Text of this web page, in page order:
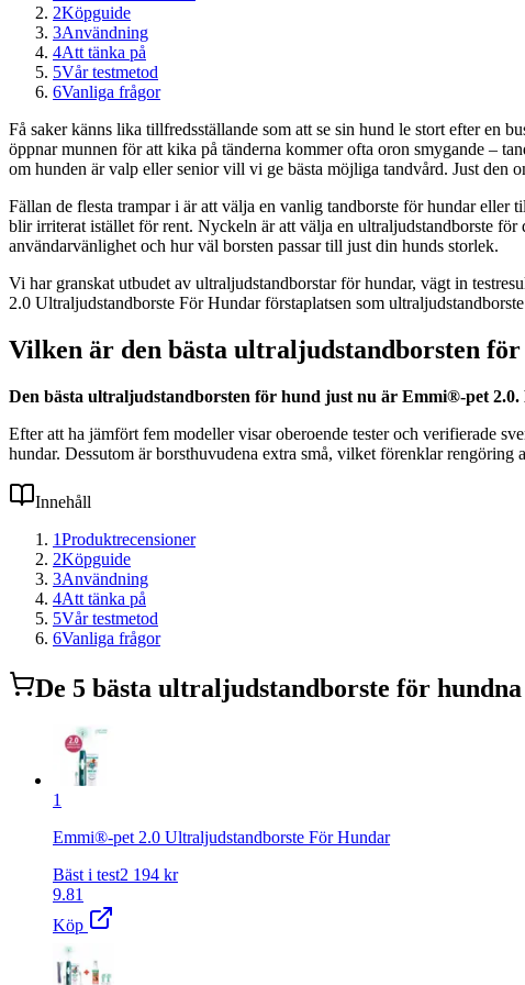
2Köpguide
3Användning
4Att tänka på
5Vår testmetod
6Vanliga frågor
Få saker känns lika tillfredsställande som att se sin hund le stort efter en
öppnar munnen för att kika på tänderna kommer ofta oron smygande –
om hunden är valp eller senior vill vi ge bästa möjliga tandvård. Just den
Fällan de flesta trampar i är att välja en vanlig tandborste för hundar
blir irriterat istället för rent. Nyckeln är att välja en ultraljudstandborste
användarvänlighet och hur väl borsten passar till just din hunds storlek.
Vi har granskat utbudet av ultraljudstandborstar för hundar, vägt in
2.0 Ultraljudstandborste För Hundar förstaplatsen som
Vilken är den bästa ultraljudstandborsten för
Den bästa ultraljudstandborsten för hund just nu är Emmi®-pet
Efter att ha jämfört fem modeller visar oberoende tester och verifierade
hundar. Dessutom är borsthuvudena extra små, vilket förenklar rengöring
Innehåll
1Produktrecensioner
2Köpguide
3Användning
4Att tänka på
5Vår testmetod
6Vanliga frågor
De 5 bästa ultraljudstandborste för hund
1
Emmi®-pet 2.0 Ultraljudstandborste För Hundar
Bäst i test2 194 kr
9.81
Köp